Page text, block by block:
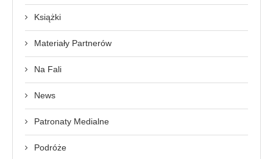
Książki
Materiały Partnerów
Na Fali
News
Patronaty Medialne
Podróże